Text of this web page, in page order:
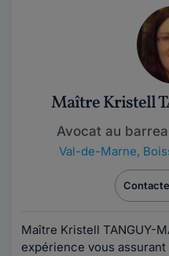
Maître Kristell
Avocat au
Val-de-Marne,
Maître Kristell TANGUY-
expérience vous